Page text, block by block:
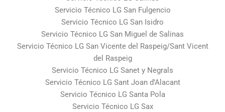
Servicio Técnico LG San Fulgencio
Servicio Técnico LG San Isidro
Servicio Técnico LG San Miguel de Salinas
Servicio Técnico LG San Vicente del Raspeig/Sant Vicent
del Raspeig
Servicio Técnico LG Sanet y Negrals
Servicio Técnico LG Sant Joan d’Alacant
Servicio Técnico LG Santa Pola
Servicio Técnico LG Sax